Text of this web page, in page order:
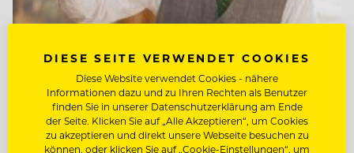
TOP ARBEITGEBER
Interalpen-Hotel Tyrol
DIESE SEITE VERWENDET COOKIES
Diese Website verwendet Cookies - nähere
Informationen dazu und zu Ihren Rechten als Benutzer
finden Sie in unserer Datenschutzerklärung am Ende
der Seite. Klicken Sie auf „Alle Akzeptieren“, um Cookies
zu akzeptieren und direkt unsere Webseite besuchen zu
können, oder klicken Sie auf „Cookie-Einstellungen“, um